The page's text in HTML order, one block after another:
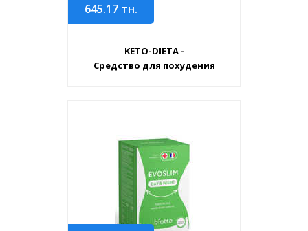
645.17 тн.
KETO-DIETA -
Средство для похудения